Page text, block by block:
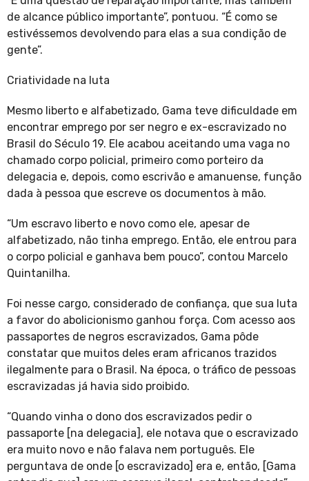
de alcance público importante”, pontuou. “É como se
estivéssemos devolvendo para elas a sua condição de
gente”.
Criatividade na luta
Mesmo liberto e alfabetizado, Gama teve dificuldade em
encontrar emprego por ser negro e ex-escravizado no
Brasil do Século 19. Ele acabou aceitando uma vaga no
chamado corpo policial, primeiro como porteiro da
delegacia e, depois, como escrivão e amanuense, função
dada à pessoa que escreve os documentos à mão.
“Um escravo liberto e novo como ele, apesar de
alfabetizado, não tinha emprego. Então, ele entrou para
o corpo policial e ganhava bem pouco”, contou Marcelo
Quintanilha.
Foi nesse cargo, considerado de confiança, que sua luta
a favor do abolicionismo ganhou força. Com acesso aos
passaportes de negros escravizados, Gama pôde
constatar que muitos deles eram africanos trazidos
ilegalmente para o Brasil. Na época, o tráfico de pessoas
escravizadas já havia sido proibido.
“Quando vinha o dono dos escravizados pedir o
passaporte [na delegacia], ele notava que o escravizado
era muito novo e não falava nem português. Ele
perguntava de onde [o escravizado] era e, então, [Gama